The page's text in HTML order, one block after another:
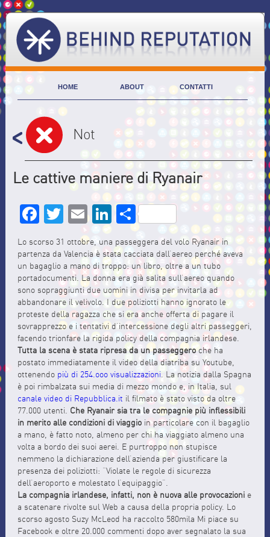
HOME ABOUT CONTATTI
Not
Le cattive maniere di Ryanair
Facebook
Twitter
EmailLinkedIn
Share
Lo scorso 31 ottobre, una passeggera del volo Ryanair in
partenza da Valencia è stata cacciata dall’aereo perché aveva
un bagaglio a mano di troppo: un libro, oltre a un tubo
portadocumenti. La donna era già salita sull’aereo quando
sono sopraggiunti due uomini in divisa per invitarla ad
abbandonare il velivolo. I due poliziotti hanno ignorato le
proteste della ragazza che si era anche offerta di pagare il
sovrapprezzo e i tentativi d’intercessione degli altri passeggeri,
facendo trionfare la rigida policy della compagnia irlandese.
Tutta la scena è stata ripresa da un passeggeroche ha
postato immediatamente il video della diatriba su Youtube,
ottenendo più di 254.ooo visualizzazioni. La notizia dalla Spagna
è poi rimbalzata sui media di mezzo mondo e, in Italia, sul
canale video di Repubblica.it il filmato è stato visto da oltre
77.000 utenti. Che Ryanair sia tra le compagnie più inflessibili
in merito alle condizioni di viaggioin particolare con il bagaglio
a mano, è fatto noto, almeno per chi ha viaggiato almeno una
volta a bordo dei suoi aerei. E purtroppo non stupisce
nemmeno la dichiarazione dell’azienda per giustificare la
presenza dei poliziotti: “Violate le regole di sicurezza
dell’aeroporto e molestato l’equipaggio”.
La compagnia irlandese, infatti, non è nuova alle provocazionie
a scatenare rivolte sul Web a causa della propria policy. Lo
scorso agosto Suzy McLeod ha raccolto 580mila Mi piace su
Facebook e oltre 20.000 commenti dopo aver segnalato la sua